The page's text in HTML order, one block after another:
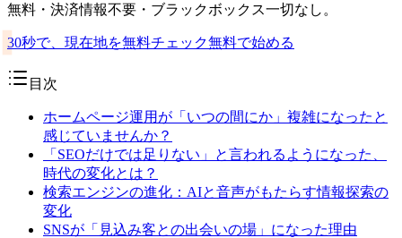
無料・決済情報不要・ブラックボックス一切なし。
30秒で、現在地を無料チェック無料で始める
目次
ホームページ運用が「いつの間にか」複雑になったと
感じていませんか？
「SEOだけでは足りない」と言われるようになった、
時代の変化とは？
検索エンジンの進化：AIと音声がもたらす情報探索の
変化
SNSが「見込み客との出会いの場」になった理由